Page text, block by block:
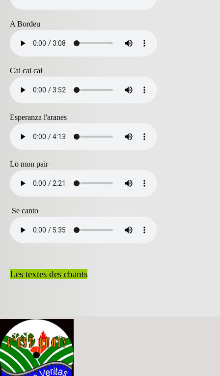
A Bordeu
Cai cai cai
Esperanza l'aranes
Lo mon pair
Se canto
Les textes des chants